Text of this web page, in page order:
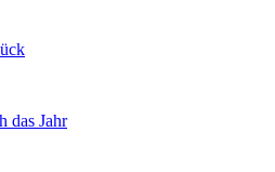
das Jahr